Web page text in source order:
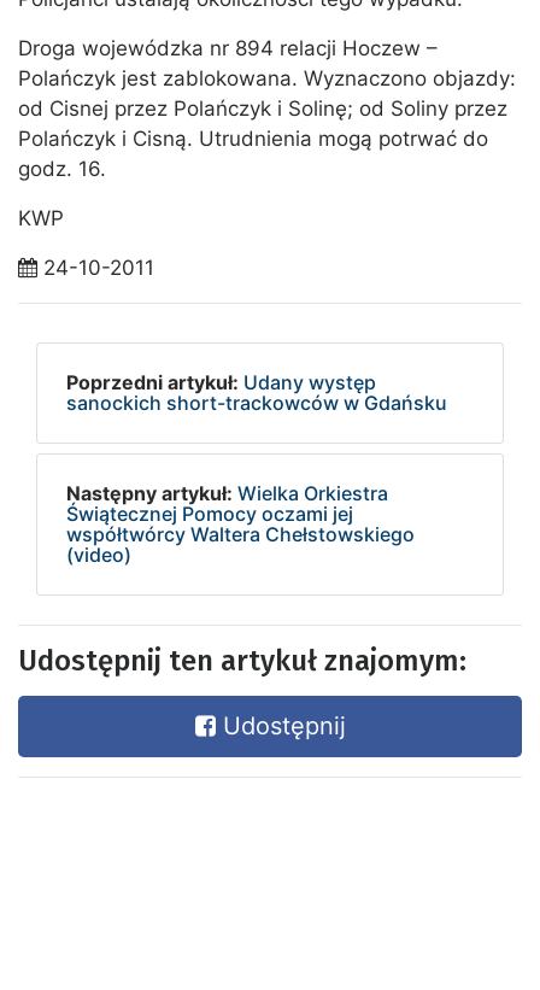
Droga wojewódzka nr 894 relacji Hoczew –
Polańczyk jest zablokowana. Wyznaczono objazdy:
od Cisnej przez Polańczyk i Solinę; od Soliny przez
Polańczyk i Cisną. Utrudnienia mogą potrwać do
godz. 16.
KWP
24-10-2011
Poprzedni artykuł: Udany występ
sanockich short-trackowców w Gdańsku
Następny artykuł: Wielka Orkiestra
Świątecznej Pomocy oczami jej
współtwórcy Waltera Chełstowskiego
(video)
Udostępnij ten artykuł znajomym:
Udostępnij